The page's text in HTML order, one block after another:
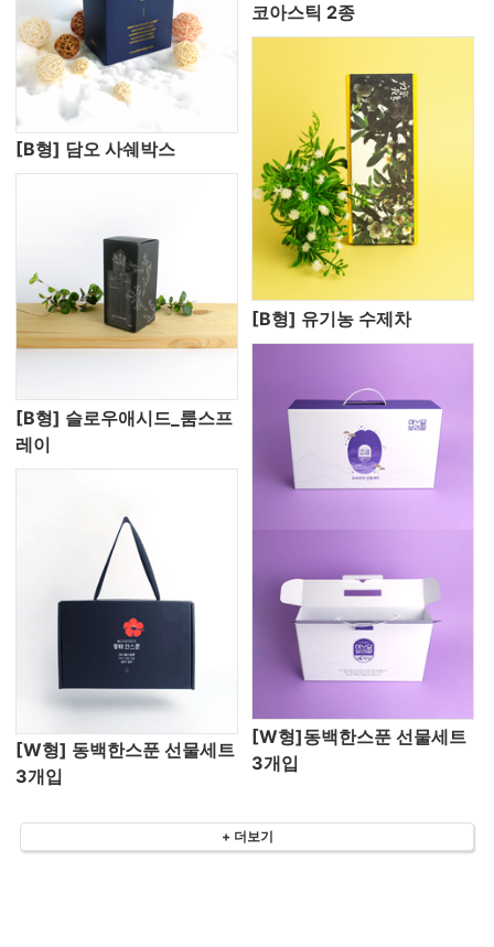
[B형] 담오 사쉐박스
코아스틱 2종
[B형] 슬로우애시드_룸스프
레이
[B형] 유기농 수제차
[W형] 동백한스푼 선물세트
3개입
[W형]동백한스푼 선물세트
3개입
+ 더보기